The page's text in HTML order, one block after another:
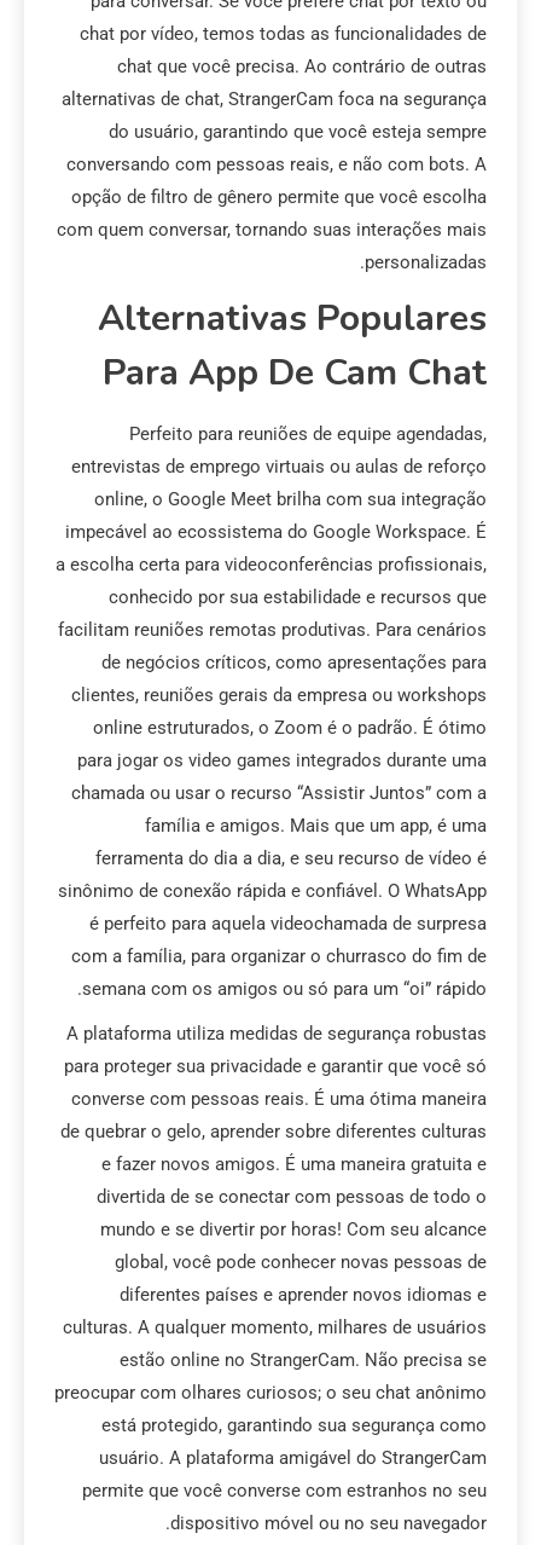
chat por vídeo, temos todas as funcionalidades de
chat que você precisa. Ao contrário de outras
alternativas de chat, StrangerCam foca na segurança
do usuário, garantindo que você esteja sempre
conversando com pessoas reais, e não com bots. A
opção de filtro de gênero permite que você escolha
com quem conversar, tornando suas interações mais
personalizadas.
Alternativas Populares
Para App De Cam Chat
Perfeito para reuniões de equipe agendadas,
entrevistas de emprego virtuais ou aulas de reforço
online, o Google Meet brilha com sua integração
impecável ao ecossistema do Google Workspace. É
a escolha certa para videoconferências profissionais,
conhecido por sua estabilidade e recursos que
facilitam reuniões remotas produtivas. Para cenários
de negócios críticos, como apresentações para
clientes, reuniões gerais da empresa ou workshops
online estruturados, o Zoom é o padrão. É ótimo
para jogar os video games integrados durante uma
chamada ou usar o recurso “Assistir Juntos” com a
família e amigos. Mais que um app, é uma
ferramenta do dia a dia, e seu recurso de vídeo é
sinônimo de conexão rápida e confiável. O WhatsApp
é perfeito para aquela videochamada de surpresa
com a família, para organizar o churrasco do fim de
semana com os amigos ou só para um “oi” rápido.
A plataforma utiliza medidas de segurança robustas
para proteger sua privacidade e garantir que você só
converse com pessoas reais. É uma ótima maneira
de quebrar o gelo, aprender sobre diferentes culturas
e fazer novos amigos. É uma maneira gratuita e
divertida de se conectar com pessoas de todo o
mundo e se divertir por horas! Com seu alcance
global, você pode conhecer novas pessoas de
diferentes países e aprender novos idiomas e
culturas. A qualquer momento, milhares de usuários
estão online no StrangerCam. Não precisa se
preocupar com olhares curiosos; o seu chat anônimo
está protegido, garantindo sua segurança como
usuário. A plataforma amigável do StrangerCam
permite que você converse com estranhos no seu
dispositivo móvel ou no seu navegador.